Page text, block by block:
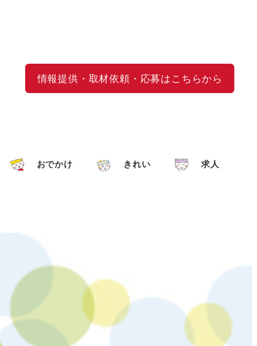
情報提供・取材依頼・応募はこちらから
おでかけ きれい 求人